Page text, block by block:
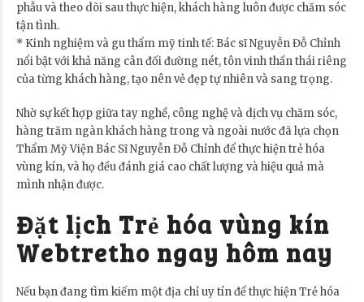
phẫu và theo dõi sau thực hiện, khách hàng luôn được chăm sóc
tận tình.
* Kinh nghiệm và gu thẩm mỹ tinh tế: Bác sĩ Nguyễn Đỗ Chỉnh
nổi bật với khả năng cân đối đường nét, tôn vinh thần thái riêng
của từng khách hàng, tạo nên vẻ đẹp tự nhiên và sang trọng.
Nhờ sự kết hợp giữa tay nghề, công nghệ và dịch vụ chăm sóc,
hàng trăm ngàn khách hàng trong và ngoài nước đã lựa chọn
Thẩm Mỹ Viện Bác Sĩ Nguyễn Đỗ Chỉnh để thực hiện trẻ hóa
vùng kín, và họ đều đánh giá cao chất lượng và hiệu quả mà
mình nhận được.
Đặt lịch Trẻ hóa vùng kín
Webtretho ngay hôm nay
Nếu bạn đang tìm kiếm một địa chỉ uy tín để thực hiện Trẻ hóa